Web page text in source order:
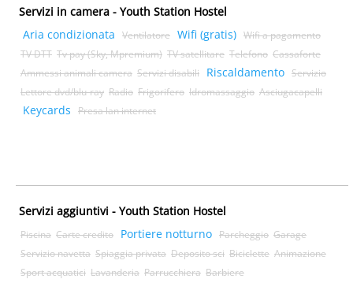
Servizi in camera - Youth Station Hostel
Aria condizionata
Ventilatore Wifi (gratis) Wifi a pagamento
TV DTT Tv pay (Sky, Mpremium) TV satellitare Telefono Cassaforte
Ammessi animali camera Servizi disabili Riscaldamento Servizio
Lettore dvd/blu-ray Radio Frigorifero Idromassaggio Asciugacapelli
Keycards Presa lan internet
Servizi aggiuntivi - Youth Station Hostel
Piscina Carte credito Portiere notturno Parcheggio Garage
Servizio navetta Spiaggia privata Deposito sci Biciclette Animazione
Sport acquatici Lavanderia Parrucchiera Barbiere